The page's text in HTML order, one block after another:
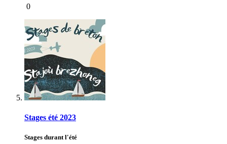
0
Stages été 2023
Stages durant l'été